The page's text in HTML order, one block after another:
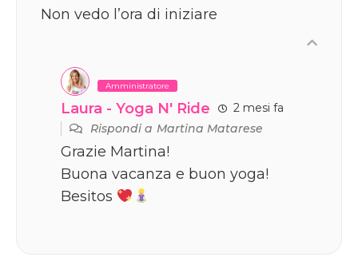
Non vedo l’ora di iniziare
Amministratore
Laura - Yoga N' Ride
2 mesi fa
Rispondi aMartina Matarese
Grazie Martina!
Buona vacanza e buon yoga!
Besitos